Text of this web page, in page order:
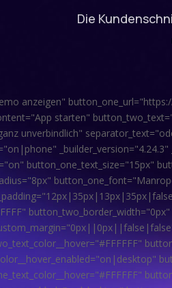
Die
anzeigen"
starten"
unverbindlich"
button_one_text_size="15px"